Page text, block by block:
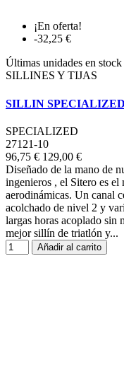
¡En oferta!
-32,25 €
Últimas unidades en stock
SILLINES Y TIJAS
SILLIN
SPECIALIZED
27121-10
96,75 € 129,00 €
Diseñado de la mano de
ingenieros , el Sitero es
aerodinámicas. Un canal
acolchado de nivel 2 y
largas horas acoplado sin
mejor sillín de triatlón y...
Añadir al carrito